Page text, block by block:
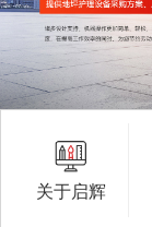
关于启辉